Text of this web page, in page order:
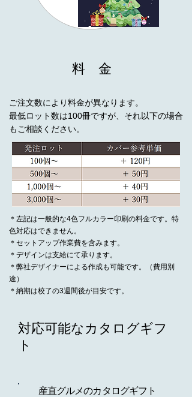
料 金
ご注文数により料金が異なります。
最低ロット数は100冊ですが、それ以下の場合
もご相談ください。
＊左記は一般的な4色フルカラー印刷の料金です。特
色対応はできません。
​＊セットアップ作業費を含みます。
＊デザインは支給にて承ります。
＊弊社デザイナーによる作成も可能です。（費用別
途）
​＊納期は校了の3週間後が目安です。
対応可能なカタログギフ
ト
産直グルメのカタログギフト